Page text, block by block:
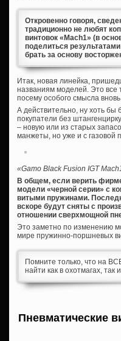
Откровенно говоря,
традиционно не любят
винтовок «Mach1» (в
поделиться
брать за основу
Итак, новая линейка,
названиям моделей. Это все
посему особого смысла
А действительно, ну хоть бы
покупатели без
– новую или из старых
манжеты, но уже и с газовой
«Gamo Black Fusion IGT
В общем, если верить
модели «черной серии» с
витыми пружинами.
вскоре будут сняты с
отношении сверхмощной
Это заметно по изменению
мире пружинно-поршневых
Помните только, что на
найти как в охотмагах,
Пневматические